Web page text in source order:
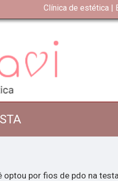
Clínica de estética |
optou por fios de pdo na